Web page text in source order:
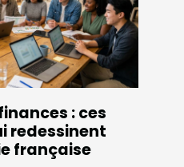
: ces
redessinent
française